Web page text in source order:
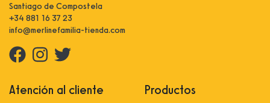
Santiago de Compostela
+34 881 16 37 23
info@merlinefamilia-tienda.com
Atención al cliente Productos